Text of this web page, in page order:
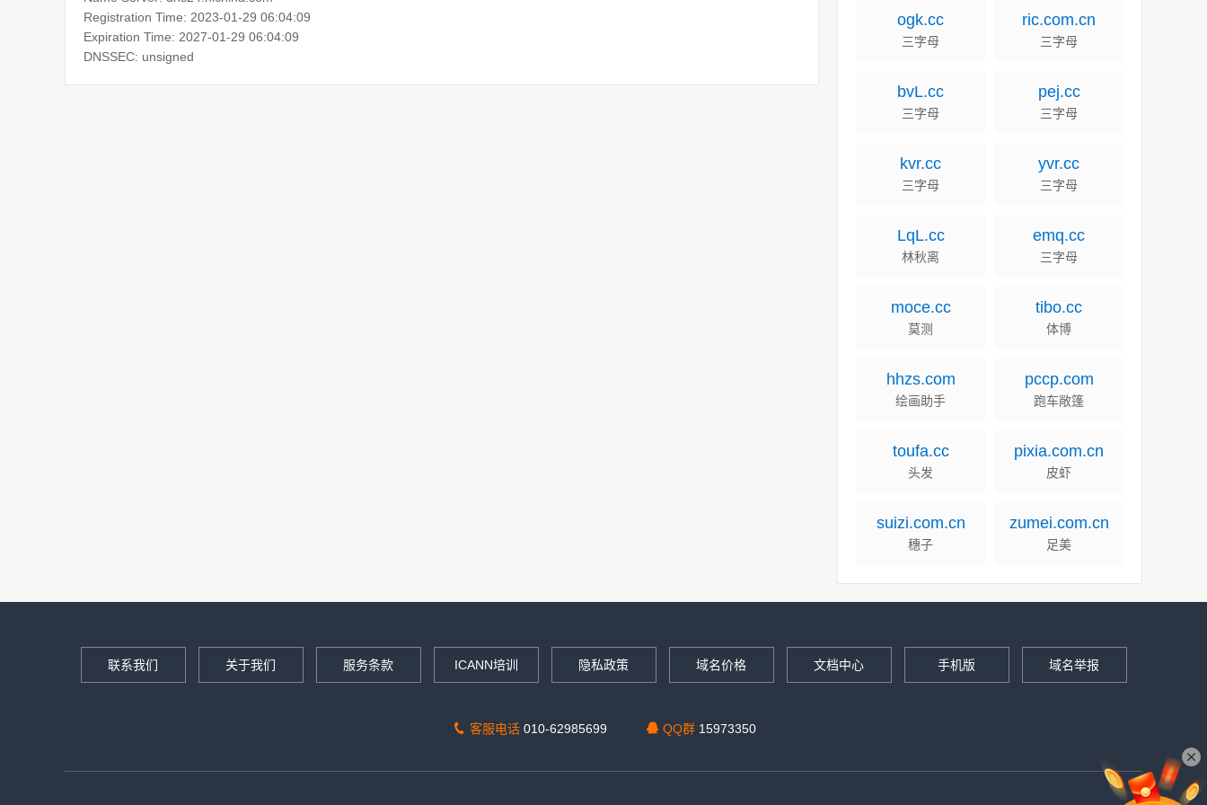
Registration Time: 2023-01-29 06:04:09
Expiration Time: 2027-01-29 06:04:09
ogk.cc
三字母
ric.com.cn
三字母
bvL.cc
三字母
pej.cc
三字母
kvr.cc
三字母
yvr.cc
三字母
LqL.cc
林秋离
emq.cc
三字母
moce.cc
莫测
tibo.cc
体博
hhzs.com
绘画助手
pccp.com
跑车敞篷
toufa.cc
头发
pixia.com.cn
皮虾
suizi.com.cn
穗子
zumei.com.cn
足美
联系我们 关于我们 服务条款 ICANN培训 隐私政策 域名价格 文档中心 手机版 域名举报
客服电话 010-62985699 QQ群 15973350